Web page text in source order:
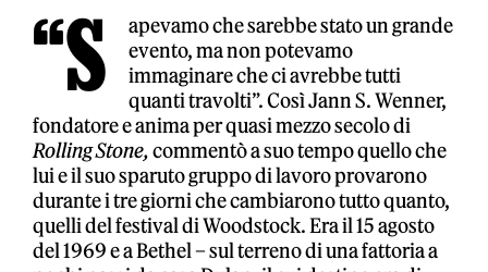
“S
apevamo che sarebbe stato un grande
evento, ma non potevamo
immaginare che ci avrebbe tutti
quanti travolti”. Così Jann S. Wenner,
fondatore e anima per quasi mezzo secolo di
Rolling Stone,commentò a suo tempo quello che
lui e il suo sparuto gruppo di lavoro provarono
durante i tre giorni che cambiarono tutto quanto,
quelli del festival di Woodstock. Era il 15 agosto
del 1969 e a Bethel – sul terreno di una fattoria a